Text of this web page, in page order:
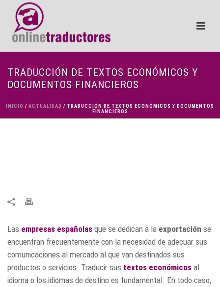
TRADUCCIÓN DE TEXTOS ECONÓMICOS Y
DOCUMENTOS FINANCIEROS
INICIO / ACTUALIDAD / TRADUCCIÓN DE TEXTOS ECONÓMICOS Y DOCUMENTOS
FINANCIEROS
Las empresas españolas que se dedican a la exportación se
encuentran frecuentemente con la necesidad de adecuar sus
comunicaciones al mercado al que van destinados sus
productos o servicios. Traducir sus textos económicos al
idioma o los idiomas de destino es fundamental. En todo caso,